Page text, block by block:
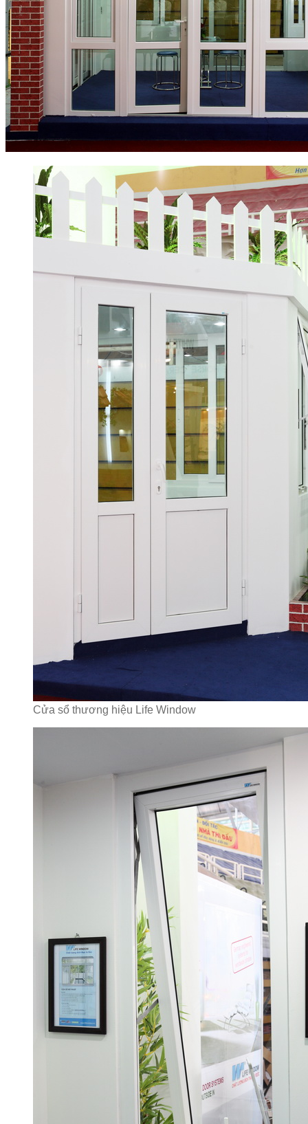
Cửa sổ thương hiệu Life Window